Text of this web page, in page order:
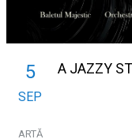
5
SEP
A JAZZY
ARTĂ